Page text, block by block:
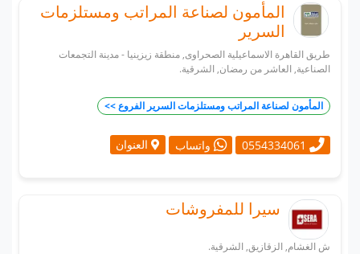
المأمون لصناعة المراتب ومستلزمات
السرير
طريق القاهرة الاسماعيلية الصحراوى, منطقة زيزينيا - مدينة التجمعات
الصناعية, العاشر من رمضان, الشرقية.
المأمون لصناعة المراتب ومستلزمات السرير الفروع >>
واتساب العنوان
سيرا للمفروشات
ش الغشام, الزقازيق, الشرقية.